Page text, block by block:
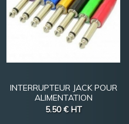
INTERRUPTEUR JACK POUR
ALIMENTATION
5.50 € HT